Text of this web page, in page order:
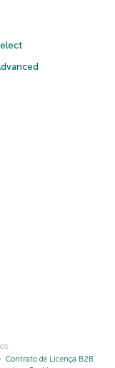
Contrato de Licença B2B